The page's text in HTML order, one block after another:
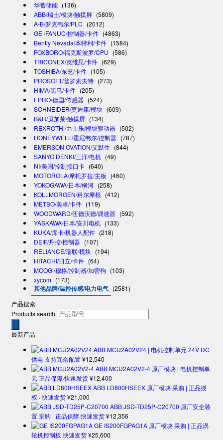
华蓄储能 (136)
ABB/瑞士/模块/触摸屏 (5809)
A-B/罗克韦尔/PLC (2012)
GE /FANUC/控制器/卡件 (4863)
Bently Nevada/本特利/卡件 (1584)
FOXBORO/福克斯波罗/CPU (586)
TRICONEX/英维思/卡件 (629)
TOSHIBA/东芝/卡件 (105)
PROSOFT/普罗索夫特 (273)
HIMA/黑马/卡件 (205)
EPRO/德国/传感器 (524)
SCHNEIDER/莫迪康/模块 (609)
B&R/贝加莱/触摸屏 (134)
REXROTH /力士乐/模块驱动器 (502)
HONEYWELL/霍尼韦尔/控制器 (787)
EMERSON OVATION/艾默生 (844)
SANYO DENKI/三洋/电机 (49)
NI/美国/控制接口卡 (640)
MOTOROLA/摩托罗拉/主板 (460)
YOKOGAWA/日本/横河 (258)
KOLLMORGEN/科尔摩根 (412)
METSO/美卓/卡件 (119)
WOODWARD/伍德沃德/调速器 (592)
YASKAWA/日本/安川电机 (133)
KUKA/库卡/机器人配件 (218)
DEIF/丹控/控制器 (107)
RELIANCE/瑞联/模块 (194)
HITACHI/日立/卡件 (64)
MOOG /穆格/控制器/加密狗 (103)
xycom (173)
其他品牌/温控传感/电力电气 (2581)
产品搜索
Products search
最新产品
ABB MCU2A02V24 | 电机控制单元 24V DC
供电 支持冗余配置¥12,540
ABB MCU2A02V2-4 原厂模块 | 电机控制单
元 正品保障·快速发货¥12,400
ABB LD800HSEEX 原厂模块 采购 | 正品授
权 · 快速发货¥21,000
ABB JSD-TD25P-C20700 原厂安全装
置 采购 | 正品保障·快速发货¥12,356
GE IS200FGPAG1A 原厂模块 采购 | 正品涡
轮机控制板 快速发货¥25,600